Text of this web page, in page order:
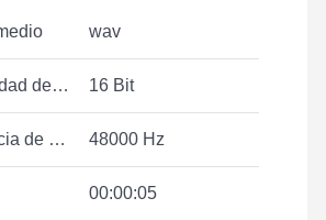
wav
de bits 16 Bit
48000 Hz
00:00:05